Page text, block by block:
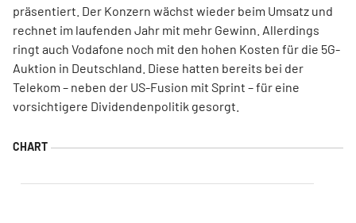
präsentiert. Der Konzern wächst wieder beim Umsatz und
rechnet im laufenden Jahr mit mehr Gewinn. Allerdings
ringt auch Vodafone noch mit den hohen Kosten für die 5G-
Auktion in Deutschland. Diese hatten bereits bei der
Telekom – neben der US-Fusion mit Sprint – für eine
vorsichtigere Dividendenpolitik gesorgt.